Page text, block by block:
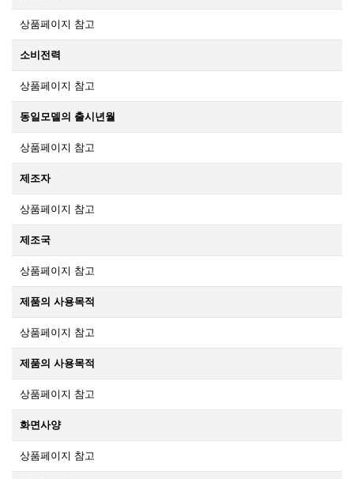
상품페이지 참고
소비전력
상품페이지 참고
동일모델의 출시년월
상품페이지 참고
제조자
상품페이지 참고
제조국
상품페이지 참고
제품의 사용목적
상품페이지 참고
제품의 사용목적
상품페이지 참고
화면사양
상품페이지 참고